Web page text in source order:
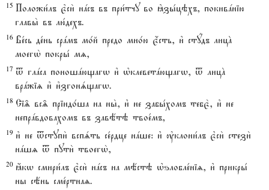
15 Положи1лъ є3си2 нaсъ въ при1тчу во kзы1цэхъ, покивaнію
главы2 въ лю1дехъ.
16 Ве1сь де1нь срaмъ мо1й предо мно1ю є4сть, и3 стyдъ лицA
моегw2 покры1 мz,
17 t глaса поношaющагw и3 њклеветaющагw, t лицA
врaжіz и3 и3згонsщагw.
18 Сі‰ вс‰ пріидо1ша на ны2, и3 не забы1хомъ тебє2, и3 не
непрaвдовахомъ въ завётэ твое1мъ,
19 и3 не tступи2 вспsть се1рдце нaше: и3 ўклони1лъ є3си2 стези2
нaшz t пути2 твоегw2,
20 ћкw смири1лъ є3си2 нaсъ на мёстэ њѕлобле1ніz, и3 прикры1
ны сёнь сме1ртнаz.